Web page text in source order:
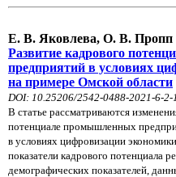
Е. В. Яковлева, О. В. Пропп
Развитие кадрового
предприятий в условиях
на примере Омской области
DOI: 10.25206/2542-0488-2021-6-2-
В статье рассматриваются
потенциале промышленных
в условиях цифровизации
показатели кадрового потенциала
демографических показателей,